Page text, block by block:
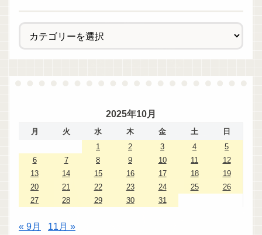
2025年10月
月 火 水 木 金 土
日
1
2 3 4
5
6
7 8 9 10 11
12
13
14 15 16 17 18
19
20
21 22 23 24 25
26
27
28 29 30 31
« 9月 11月 »